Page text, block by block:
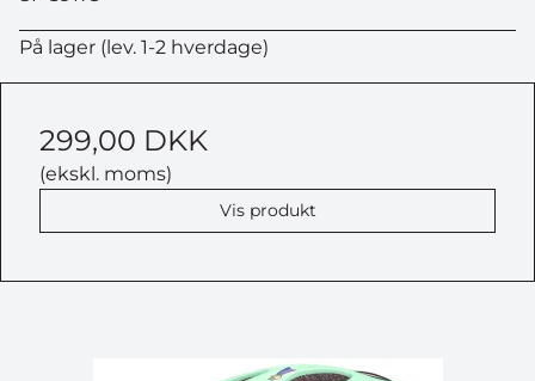
På lager (lev. 1-2 hverdage)
299,00 DKK
(ekskl. moms)
Vis produkt